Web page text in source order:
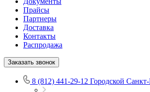
Прайсы
Партнеры
Доставка
Контакты
Распродажа
Заказать звонок
8 (812) 441-29-12 Городской